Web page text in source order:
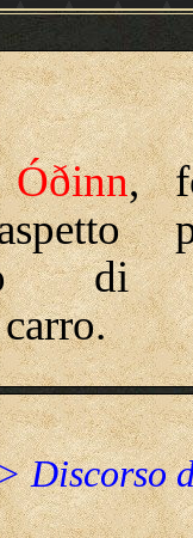
Óðinn,
di
Discorso